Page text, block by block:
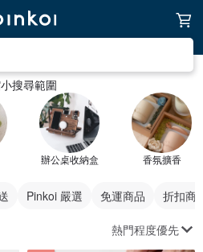
搜尋範圍
辦公桌收納盒 香氛擴香
Pinkoi 嚴選 免運商品 折扣商
熱門程度優先